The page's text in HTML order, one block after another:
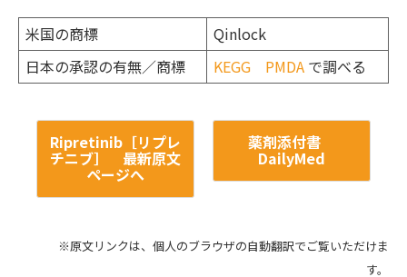
米国の商標
Qinlock
日本の承認の有無／商標
KEGG PMDA で調べる
Ripretinib［リプレ
チニブ］ 最新原文
ページへ
薬剤添付書
DailyMed
※原文リンクは、個人のブラウザの自動翻訳でご覧いただけま
す。